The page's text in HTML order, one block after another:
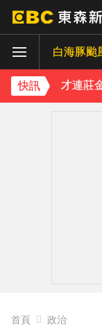
白海豚颱
快訊
下載東
首頁 政治